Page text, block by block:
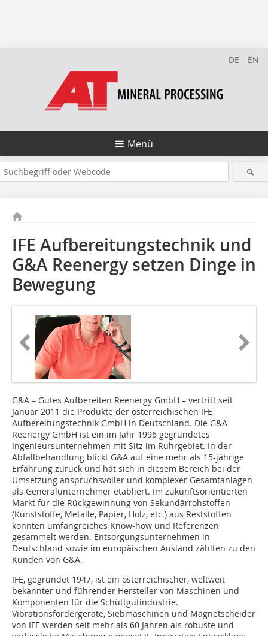
DE EN
Menü
IFE Aufbereitungstechnik und
G&A Reenergy setzen Dinge in
Bewegung
G&A – Gutes Aufbereiten Reenergy GmbH – vertritt seit
Januar 2011 die Produkte der österreichischen IFE
Aufbereitungstechnik GmbH in Deutschland. Die G&A
Reenergy GmbH ist ein im Jahr 1996 gegründetes
Ingenieursunternehmen mit Sitz im Ruhrgebiet. In der
Abfallbehandlung blickt G&A auf eine mehr als 15-jährige
Erfahrung zurück und hat sich in diesem Bereich bei der
Umsetzung anspruchsvoller und komplexer Gesamtanlagen
als Generalunternehmer etabliert. Im zukunftsorientierten
Markt für die Rückgewinnung von Sekundärrohstoffen
(Kunststoffe, Metalle, Papier, Holz, etc.) aus Reststoffen
konnten umfangreiches Know-how und Referenzen
gesammelt werden. Entsorgungsunternehmen in
Deutschland sowie im europäischen Ausland zählten zu den
Kunden von G&A.
IFE, gegründet 1947, ist ein ­österreichischer, weltweit
bekannter und führender Hersteller von Maschinen und
Komponenten für die Schüttgutindustrie.
Vibrationsfördergeräte, Siebmaschinen und Magnetscheider
von IFE werden seit mehr als 60 Jahren als robuste und